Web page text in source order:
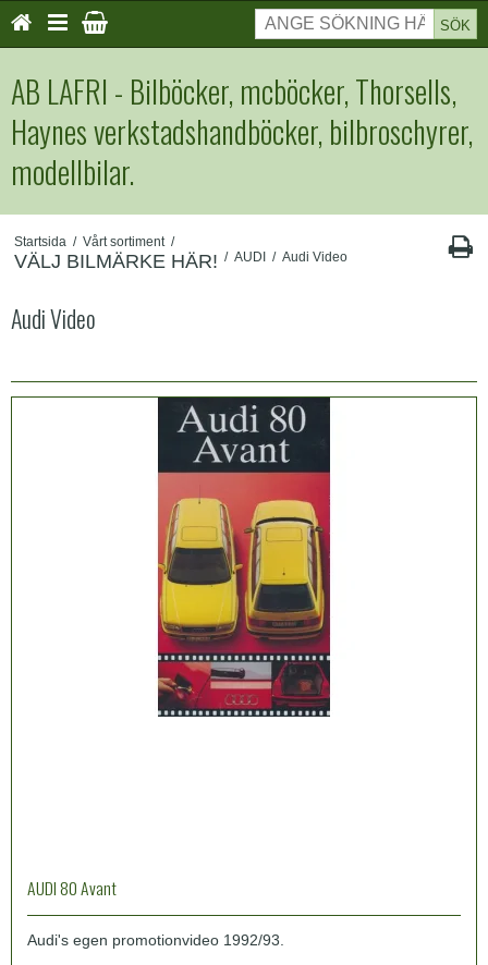
SÖK
AB LAFRI - Bilböcker, mcböcker, Thorsells,
Haynes verkstadshandböcker, bilbroschyrer,
modellbilar.
Startsida / Vårt sortiment /
VÄLJ BILMÄRKE HÄR! / AUDI / Audi Video
Audi Video
AUDI 80 Avant
Audi's egen promotionvideo 1992/93.